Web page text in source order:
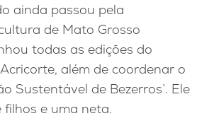
ainda passou pela
de Mato Grosso
todas as edições do
Acricorte, além de coordenar o
Sustentável de Bezerros’. Ele
filhos e uma neta.